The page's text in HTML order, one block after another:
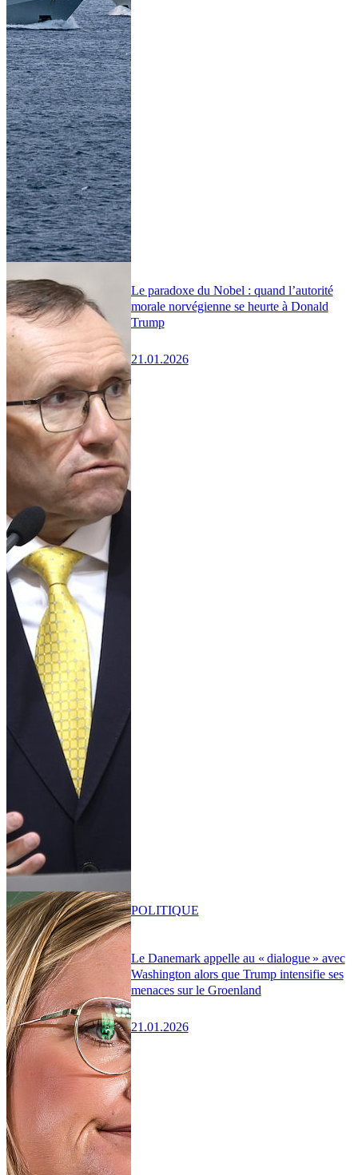
Le paradoxe du Nobel : quand l’autorité
morale norvégienne se heurte à Donald
Trump
21.01.2026
Le Danemark appelle au « dialogue » avec
Washington alors que Trump intensifie ses
menaces sur le Groenland
21.01.2026
POLITIQUE